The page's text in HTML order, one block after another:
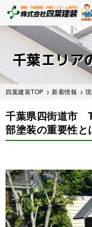
Skip
content千葉エリア
四葉建装TOP >新着情報 >
千葉県四街道市
部塗装の重要性と